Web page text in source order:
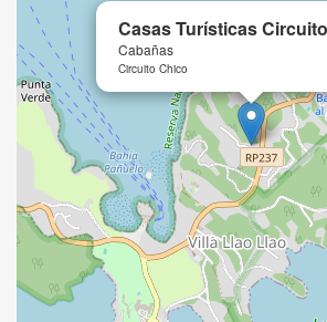
Casas Turísticas
Cabañas
Circuito Chico